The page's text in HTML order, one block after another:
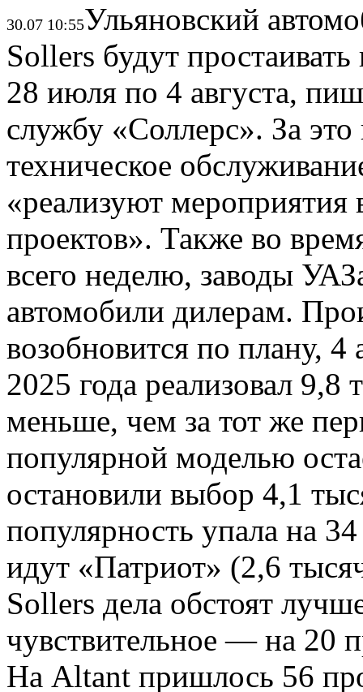
30.07 10:55Ульяновский
Sollers будут
28 июля по 4 августа,
службу «Соллерс». За
техническое
«реализуют
проектов». Также во
всего неделю, заводы
автомобили дилерам.
возобновится по плану,
2025 года реализовал
меньше, чем за тот же
популярной моделью
остановили выбор 4,1
популярность упала на
идут «Патриот» (2,6
Sollers дела обстоят
чувствительное — на 20
На Altant пришлось 56